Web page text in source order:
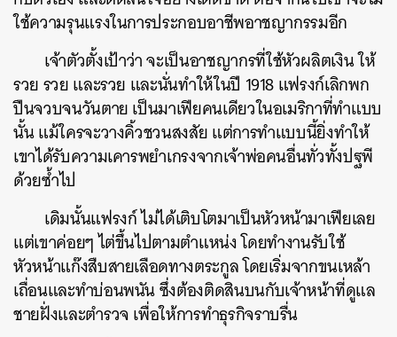
ใช้ความรุนแรงในการประกอบอาชีพอาชญากรรมอีก
เจ้าตัวตั้งเป้าว่า จะเป็นอาชญากรที่ใช้หัวผลิตเงิน ให้
รวย รวย และรวย และนั่นทำให้ในปี 1918 แฟรงก์เลิกพก
ปืนจวบจนวันตาย เป็นมาเฟียคนเดียวในอเมริกาที่ทำแบบ
นั้น แม้ใครจะวางคิ้วชวนสงสัย แต่การทำแบบนี้ยิ่งทำให้
เขาได้รับความเคารพยำเกรงจากเจ้าพ่อคนอื่นทั่วทั้งปฐพี
ด้วยซ้ำไป
เดิมนั้นแฟรงก์ ไม่ได้เติบโตมาเป็นหัวหน้ามาเฟียเลย
แต่เขาค่อยๆ ไต่ขึ้นไปตามตำแหน่ง โดยทำงานรับใช้
หัวหน้าแก๊งสืบสายเลือดทางตระกูล โดยเริ่มจากขนเหล้า
เถื่อนและทำบ่อนพนัน ซึ่งต้องติดสินบนกับเจ้าหน้าที่ดูแล
ชายฝั่งและตำรวจ เพื่อให้การทำธุรกิจราบรื่น